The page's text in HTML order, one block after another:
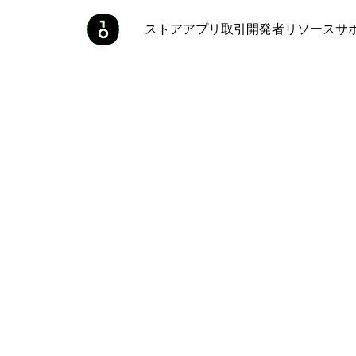
ストアアプリ 取引 開発者リソースサ